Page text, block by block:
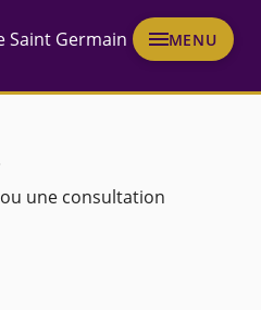
Saint Germain MENU
une consultation